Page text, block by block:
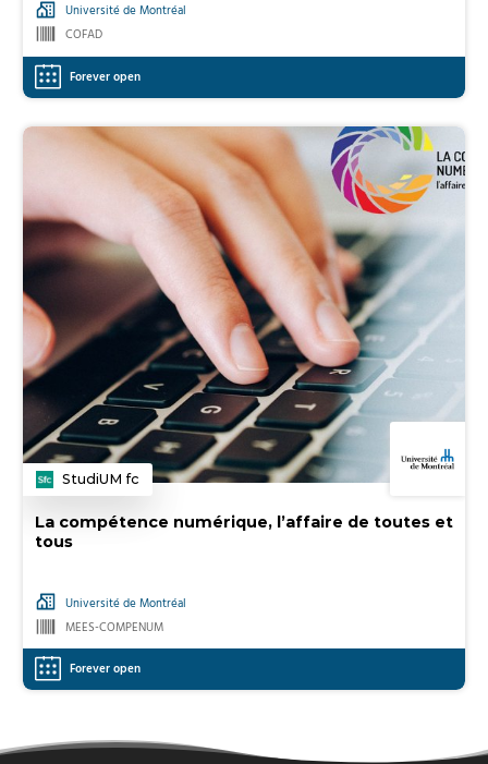
Université de Montréal
COFAD
Forever open
La compétence numérique, l’affaire de toutes et
tous
Université de Montréal
MEES-COMPENUM
Category
StudiUM fc
Forever open